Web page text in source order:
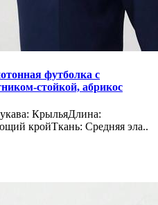
футболка с
стойкой, абрикос
КрыльяДлина:
кройТкань: Средняя эла..